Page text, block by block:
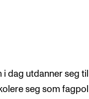
i dag utdanner seg til
seg som